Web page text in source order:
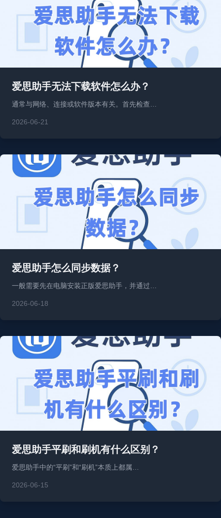
爱思助手无法下载软件怎么办？
通常与网络、连接或软件版本有关。首先检查…
2026-06-21
爱思助手怎么同步数据？
一般需要先在电脑安装正版爱思助手，并通过…
2026-06-18
爱思助手平刷和刷机有什么区别？
爱思助手中的“平刷”和“刷机”本质上都属…
2026-06-15